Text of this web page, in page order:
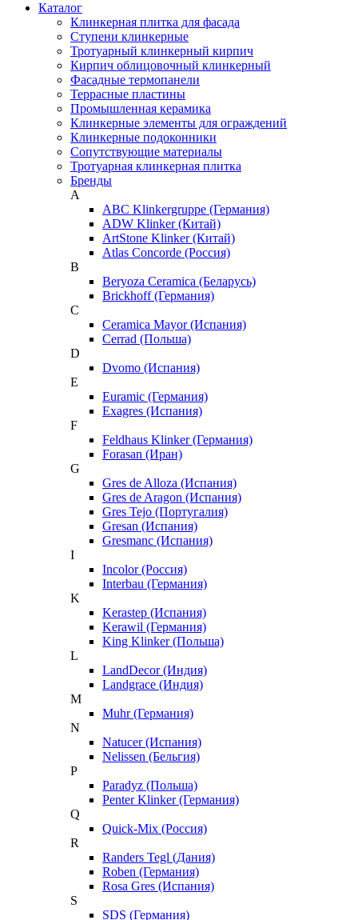
Каталог
Клинкерная плитка для фасада
Ступени клинкерные
Тротуарный клинкерный кирпич
Кирпич облицовочный клинкерный
Фасадные термопанели
Террасные пластины
Промышленная керамика
Клинкерные элементы для ограждений
Клинкерные подоконники
Сопутствующие материалы
Тротуарная клинкерная плитка
Бренды
A
ABC Klinkergruppe (Германия)
ADW Klinker (Китай)
ArtStone Klinker (Китай)
Atlas Concorde (Россия)
B
Beryoza Ceramica (Беларусь)
Brickhoff (Германия)
C
Ceramica Mayor (Испания)
Cerrad (Польша)
D
Dvomo (Испания)
E
Euramic (Германия)
Exagres (Испания)
F
Feldhaus Klinker (Германия)
Forasan (Иран)
G
Gres de Alloza (Испания)
Gres de Aragon (Испания)
Gres Tejo (Португалия)
Gresan (Испания)
Gresmanc (Испания)
I
Incolor (Россия)
Interbau (Германия)
K
Kerastep (Испания)
Kerawil (Германия)
King Klinker (Польша)
L
LandDecor (Индия)
Landgrace (Индия)
M
Muhr (Германия)
N
Natucer (Испания)
Nelissen (Бельгия)
P
Paradyz (Польша)
Penter Klinker (Германия)
Q
Quick-Mix (Россия)
R
Randers Tegl (Дания)
Roben (Германия)
Rosa Gres (Испания)
S
SDS (Германия)